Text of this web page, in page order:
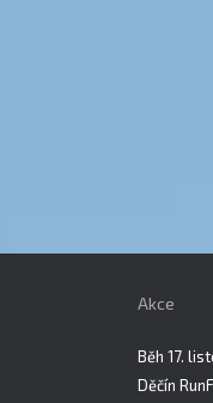
Akce
Běh 17.
Děčín